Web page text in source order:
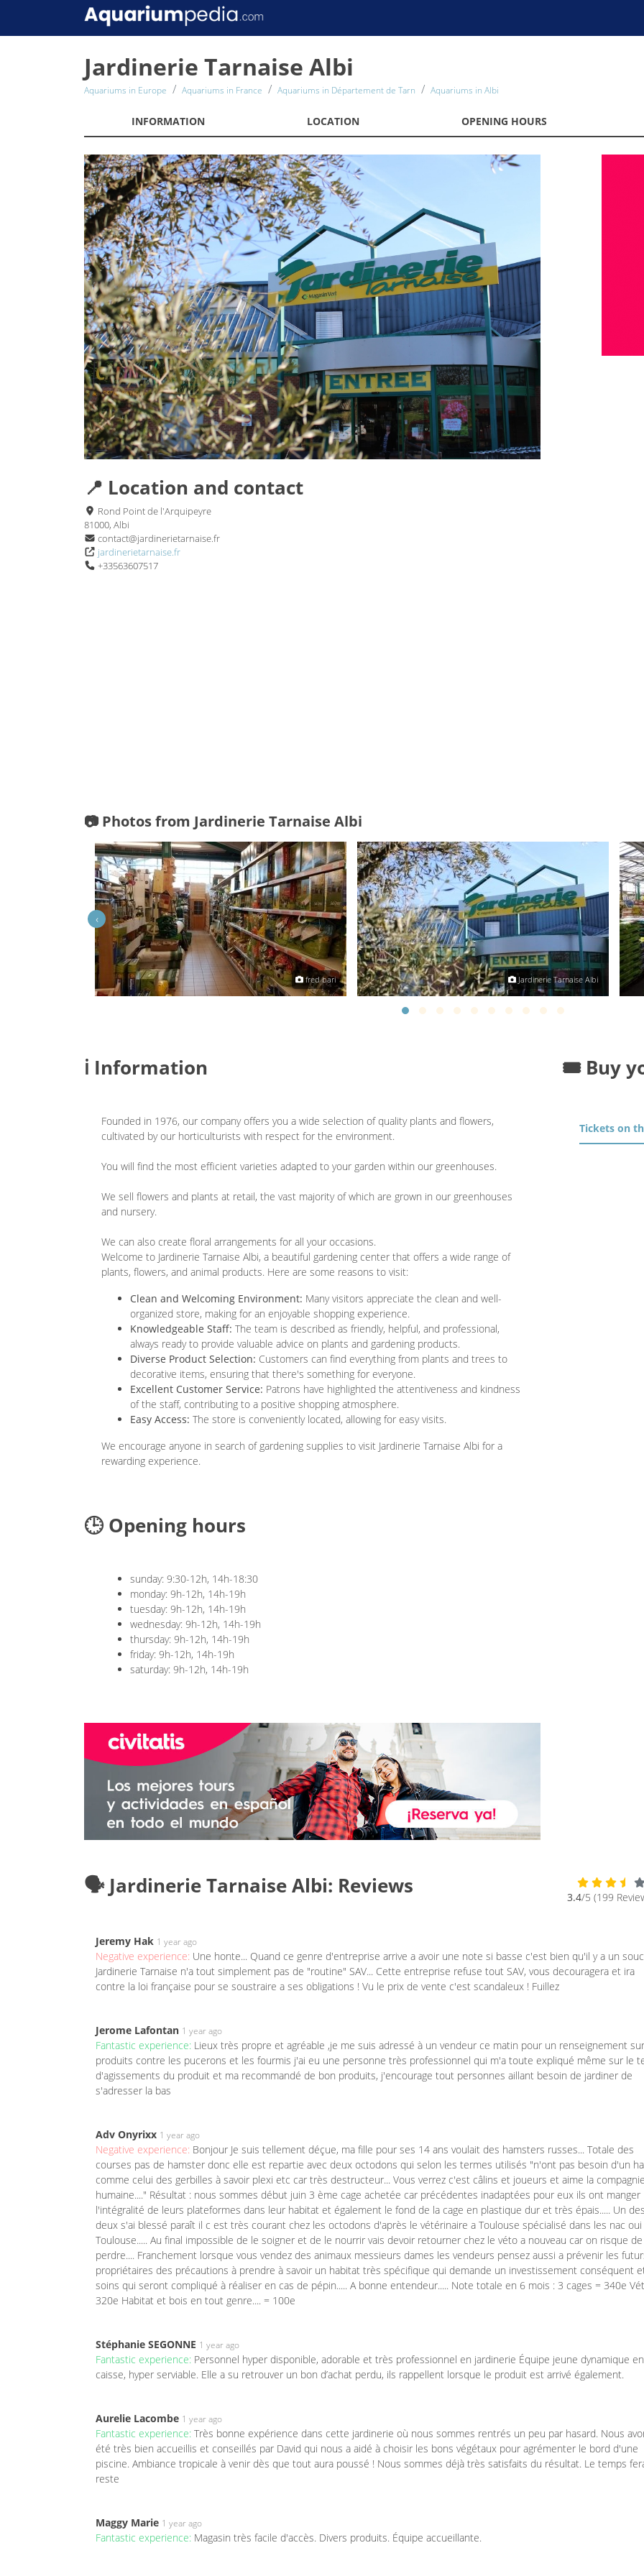
Jardinerie Tarnaise Albi
Aquariums in Europe Aquariums in France Aquariums in Département de Tarn Aquariums in Albi
INFORMATION LOCATION OPENING HOURS
📍 Location and contact
Rond Point de l'Arquipeyre
81000, Albi
contact@jardinerietarnaise.fr
jardinerietarnaise.fr
+33563607517
📷 Photos from Jardinerie Tarnaise Albi
fred bari Jardinerie Tarnaise Albi
‹
ℹ️ Information
Founded in 1976, our company offers you a wide selection of quality plants and flowers,
cultivated by our horticulturists with respect for the environment.
You will find the most efficient varieties adapted to your garden within our greenhouses.
We sell flowers and plants at retail, the vast majority of which are grown in our greenhouses
and nursery.
We can also create floral arrangements for all your occasions.
Welcome to Jardinerie Tarnaise Albi, a beautiful gardening center that offers a wide range of
plants, flowers, and animal products. Here are some reasons to visit:
Clean and Welcoming Environment: Many visitors appreciate the clean and well-
organized store, making for an enjoyable shopping experience.
Knowledgeable Staff: The team is described as friendly, helpful, and professional,
always ready to provide valuable advice on plants and gardening products.
Diverse Product Selection: Customers can find everything from plants and trees to
decorative items, ensuring that there's something for everyone.
Excellent Customer Service: Patrons have highlighted the attentiveness and kindness
of the staff, contributing to a positive shopping atmosphere.
Easy Access: The store is conveniently located, allowing for easy visits.
We encourage anyone in search of gardening supplies to visit Jardinerie Tarnaise Albi for a
rewarding experience.
🕒 Opening hours
sunday: 9:30-12h, 14h-18:30
monday: 9h-12h, 14h-19h
tuesday: 9h-12h, 14h-19h
wednesday: 9h-12h, 14h-19h
thursday: 9h-12h, 14h-19h
friday: 9h-12h, 14h-19h
saturday: 9h-12h, 14h-19h
🎟️ Buy
Tickets on
🗣️ Jardinerie Tarnaise Albi: Reviews 3.4/5 (199
Jeremy Hak 1 year ago
Negative experience: Une honte... Quand ce genre d'entreprise arrive a avoir une note si basse c'est bien qu'il y a un
Jardinerie Tarnaise n'a tout simplement pas de "routine" SAV... Cette entreprise refuse tout SAV, vous decouragera et ira
contre la loi française pour se soustraire a ses obligations ! Vu le prix de vente c'est scandaleux ! Fuillez
Jerome Lafontan 1 year ago
Fantastic experience: Lieux très propre et agréable ,je me suis adressé à un vendeur ce matin pour un renseignement
produits contre les pucerons et les fourmis j'ai eu une personne très professionnel qui m'a toute expliqué même sur le
d'agissements du produit et ma recommandé de bon produits, j'encourage tout personnes aillant besoin de jardiner de
s'adresser la bas
Adv Onyrixx 1 year ago
Negative experience: Bonjour Je suis tellement déçue, ma fille pour ses 14 ans voulait des hamsters russes... Totale des
courses pas de hamster donc elle est repartie avec deux octodons qui selon les termes utilisés "n'ont pas besoin d'un
comme celui des gerbilles à savoir plexi etc car très destructeur... Vous verrez c'est câlins et joueurs et aime la
humaine...." Résultat : nous sommes début juin 3 ème cage achetée car précédentes inadaptées pour eux ils ont manger
l'intégralité de leurs plateformes dans leur habitat et également le fond de la cage en plastique dur et très épais..... Un
deux s'ai blessé paraît il c est très courant chez les octodons d'après le vétérinaire a Toulouse spécialisé dans les nac
Toulouse..... Au final impossible de le soigner et de le nourrir vais devoir retourner chez le véto a nouveau car on risque
perdre.... Franchement lorsque vous vendez des animaux messieurs dames les vendeurs pensez aussi a prévenir les
propriétaires des précautions à prendre à savoir un habitat très spécifique qui demande un investissement conséquent
soins qui seront compliqué à réaliser en cas de pépin..... A bonne entendeur..... Note totale en 6 mois : 3 cages = 340e
320e Habitat et bois en tout genre.... = 100e
Stéphanie SEGONNE 1 year ago
Fantastic experience: Personnel hyper disponible, adorable et très professionnel en jardinerie Équipe jeune dynamique en
caisse, hyper serviable. Elle a su retrouver un bon d’achat perdu, ils rappellent lorsque le produit est arrivé également.
Aurelie Lacombe 1 year ago
Fantastic experience: Très bonne expérience dans cette jardinerie où nous sommes rentrés un peu par hasard. Nous
été très bien accueillis et conseillés par David qui nous a aidé à choisir les bons végétaux pour agrémenter le bord d'une
piscine. Ambiance tropicale à venir dès que tout aura poussé ! Nous sommes déjà très satisfaits du résultat. Le temps
reste
Maggy Marie 1 year ago
Fantastic experience: Magasin très facile d'accès. Divers produits. Équipe accueillante.